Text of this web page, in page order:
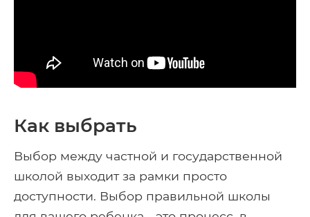
Как выбрать
Выбор между частной и государственной
школой выходит за рамки просто
доступности. Выбор правильной школы